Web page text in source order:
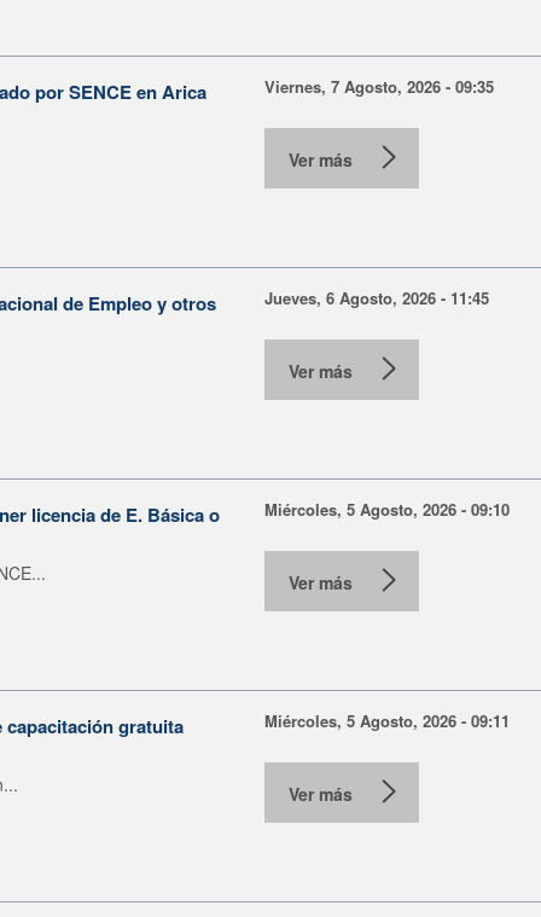
por SENCE en Arica Viernes, 7 Agosto, 2026 - 09:35
Ver más
de Empleo y otros Jueves, 6 Agosto, 2026 - 11:45
Ver más
licencia de E. Básica o Miércoles, 5 Agosto, 2026 - 09:10
Ver más
capacitación gratuita Miércoles, 5 Agosto, 2026 - 09:11
Ver más